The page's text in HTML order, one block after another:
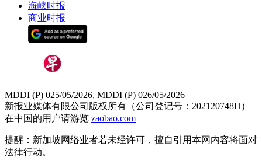
海峡时报
商业时报
MDDI (P) 025/05/2026, MDDI (P) 026/05/2026
新报业媒体有限公司版权所有（公司登记号：202120748H）
在中国的用户请游览 zaobao.com
提醒：新加坡网络业者若未经许可，擅自引用本网内容将面对
法律行动。